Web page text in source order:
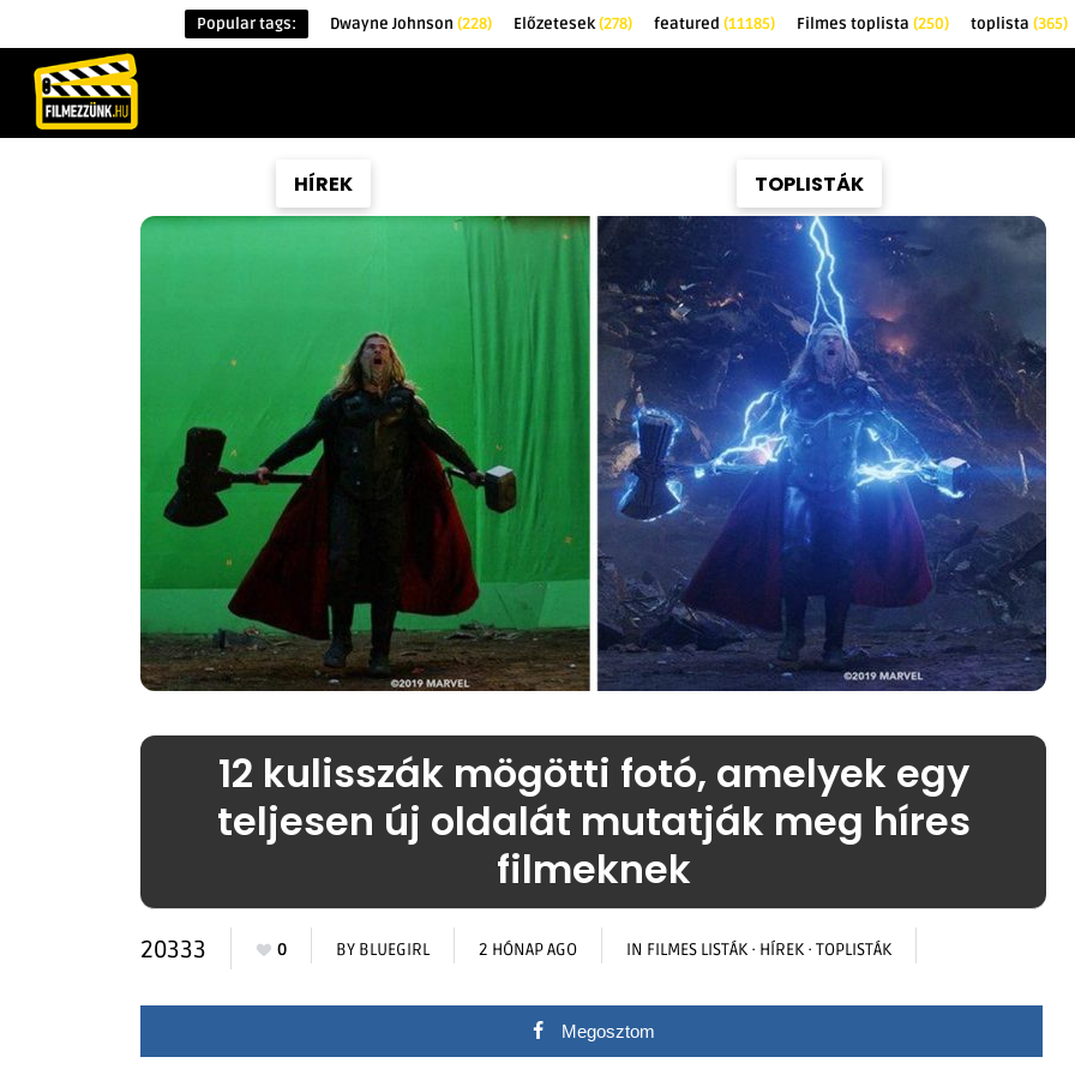
Popular tags: Dwayne Johnson (228) Előzetesek(278) featured (11185) Filmes toplista (250) toplista (365)
HÍREK TOPLISTÁK
12 kulisszák mögötti fotó, amelyek egy
teljesen új oldalát mutatják meg híres
filmeknek
20333 0 BY BLUEGIRL 2 HÓNAP AGO IN FILMES LISTÁK · HÍREK · TOPLISTÁK
Megosztom